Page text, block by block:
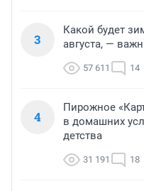
3
Какой будет
августа, —
57 611 14
4
Пирожное
в домашних
детства
31 191 18